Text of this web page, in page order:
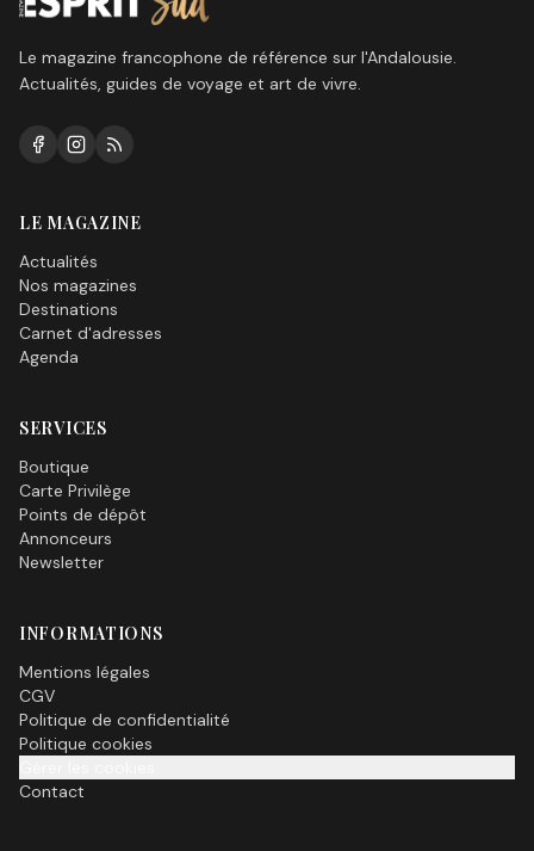
Le magazine francophone de référence sur l'Andalousie.
Actualités, guides de voyage et art de vivre.
LE MAGAZINE
Actualités
Nos magazines
Destinations
Carnet d'adresses
Agenda
SERVICES
Boutique
Carte Privilège
Points de dépôt
Annonceurs
Newsletter
INFORMATIONS
Mentions légales
CGV
Politique de confidentialité
Politique cookies
Contact